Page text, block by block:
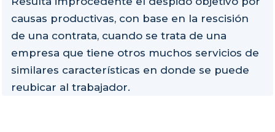
causas productivas, con base en la rescisión
de una contrata, cuando se trata de una
empresa que tiene otros muchos servicios de
similares características en donde se puede
reubicar al trabajador.